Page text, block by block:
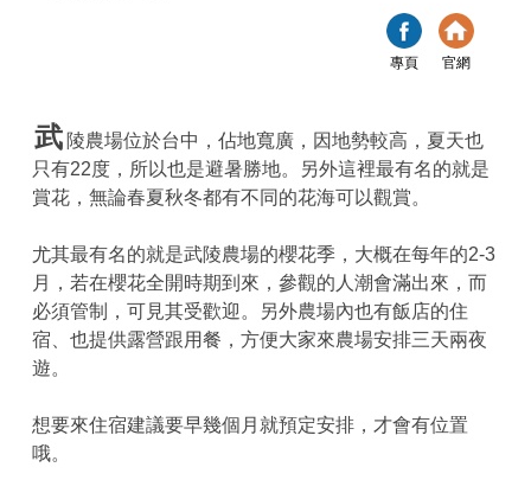
專頁 官網
武 陵農場位於台中，佔地寬廣，因地勢較高，夏天也
只有22度，所以也是避暑勝地。另外這裡最有名的就是
賞花，無論春夏秋冬都有不同的花海可以觀賞。
尤其最有名的就是武陵農場的櫻花季，大概在每年的2-3
月，若在櫻花全開時期到來，參觀的人潮會滿出來，而
必須管制，可見其受歡迎。另外農場內也有飯店的住
宿、也提供露營跟用餐，方便大家來農場安排三天兩夜
遊。
想要來住宿建議要早幾個月就預定安排，才會有位置
哦。